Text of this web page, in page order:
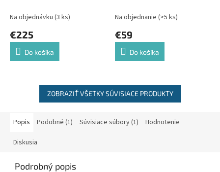
Na objednávku (3 ks)
€225
Do košíka
Na objednanie (>5 ks)
€59
Do košíka
ZOBRAZIŤ VŠETKY SÚVISIACE PRODUKTY
Popis Podobné (1) Súvisiace súbory (1) Hodnotenie
Diskusia
Podrobný popis